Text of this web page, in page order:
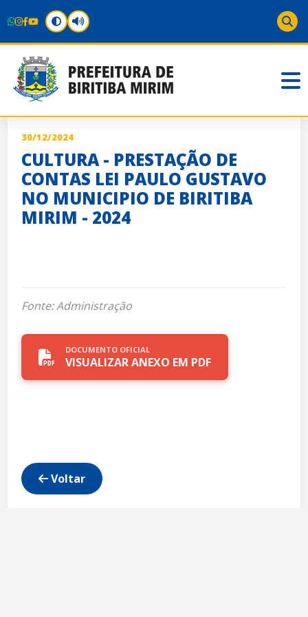
30/12/2024
CULTURA - PRESTAÇÃO DE
CONTAS LEI PAULO GUSTAVO
NO MUNICIPIO DE BIRITIBA
MIRIM - 2024
Fonte: Administração
DOCUMENTO OFICIAL
VISUALIZAR ANEXO EM PDF
Voltar